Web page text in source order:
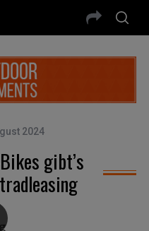
2024
gibt’s